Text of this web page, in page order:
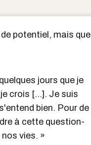
potentiel, mais que
jours que je
crois [...]. Je suis
bien. Pour de
à cette question-
vies. »